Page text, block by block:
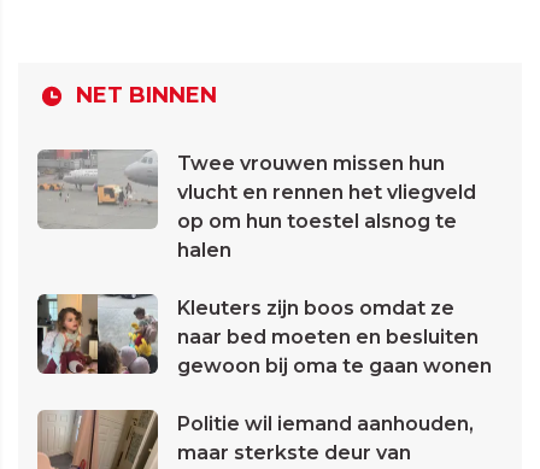
NET BINNEN
Twee vrouwen missen hun
vlucht en rennen het vliegveld
op om hun toestel alsnog te
halen
Kleuters zijn boos omdat ze
naar bed moeten en besluiten
gewoon bij oma te gaan wonen
Politie wil iemand aanhouden,
maar sterkste deur van